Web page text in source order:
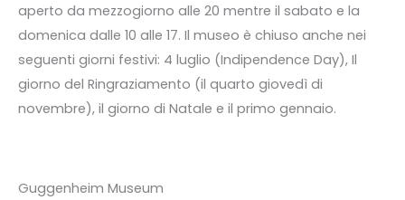
aperto da mezzogiorno alle 20 mentre il sabato e la
domenica dalle 10 alle 17. Il museo è chiuso anche nei
seguenti giorni festivi: 4 luglio (Indipendence Day), Il
giorno del Ringraziamento (il quarto giovedì di
novembre), il giorno di Natale e il primo gennaio.
Guggenheim Museum